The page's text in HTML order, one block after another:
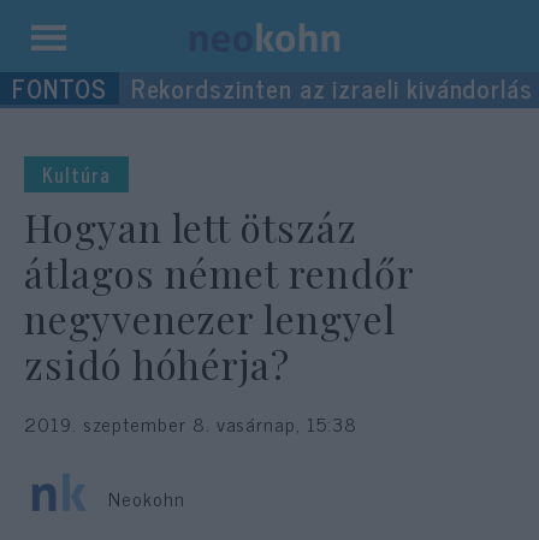
Kilépés
a Rekordszinten az izraeli kivándorlás
Kultúra
Hogyan lett ötszáz
átlagos német rendőr
negyvenezer lengyel
zsidó hóhérja?
2019. szeptember 8. vasárnap, 15:38
Neokohn